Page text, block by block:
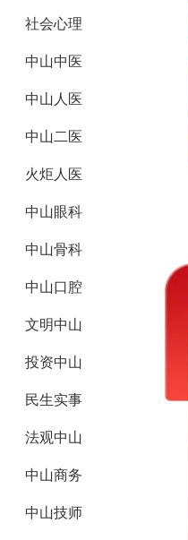
社会心理
中山中医
中山人医
中山二医
火炬人医
中山眼科
中山骨科
中山口腔
文明中山
投资中山
民生实事
法观中山
中山商务
中山技师